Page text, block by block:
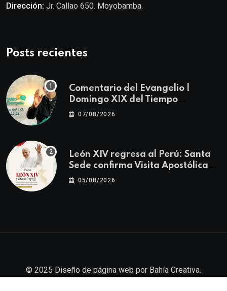
Dirección: Jr. Callao 650. Moyobamba.
Posts recientes
Comentario del Evangelio |
Domingo XIX del Tiempo
Ordinario | Mateo 14, 22-23
07/08/2026
León XIV regresa al Perú: Santa
Sede confirma Visita Apostólica
del 11 al 17 de noviembre
05/08/2026
© 2025 Diseño de página web por Bahía Creativa.